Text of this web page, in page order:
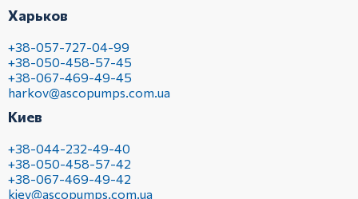
Харьков
+38-057-727-04-99
+38-050-458-57-45
+38-067-469-49-45
harkov@ascopumps.com.ua
Киев
+38-044-232-49-40
+38-050-458-57-42
+38-067-469-49-42
kiev@ascopumps.com.ua